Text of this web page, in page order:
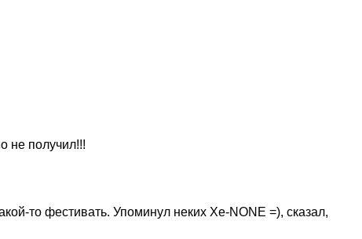
не получил!!!
то фестивать. Упоминул неких Xe-NONE =), сказал,